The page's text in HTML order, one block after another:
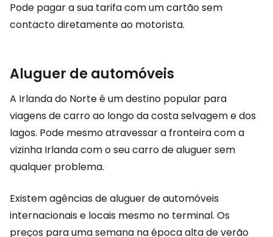
Pode pagar a sua tarifa com um cartão sem
contacto diretamente ao motorista.
Aluguer de automóveis
A Irlanda do Norte é um destino popular para
viagens de carro ao longo da costa selvagem e dos
lagos. Pode mesmo atravessar a fronteira com a
vizinha Irlanda com o seu carro de aluguer sem
qualquer problema.
Existem agências de aluguer de automóveis
internacionais e locais mesmo no terminal. Os
preços para uma semana na época alta de verão